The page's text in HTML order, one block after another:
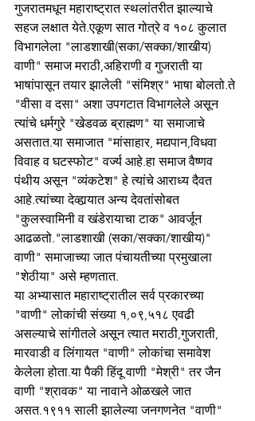
गुजरातमधून महाराष्ट्रात स्थलांतरीत झाल्याचे
सहज लक्षात येते.एकूण सात गोत्रे व १०८ कुलात
विभागलेला "लाडशाखी(सका/सक्का/शाखीय)
वाणी" समाज मराठी,अहिराणी व गुजराती या
भाषांपासून तयार झालेली "संमिश्र" भाषा बोलतो.ते
"वीसा व दसा" अशा उपगटात विभागलेले असून
त्यांचे धर्मगुरे "खेडवळ ब्राह्मण" या समाजाचे
असतात.या समाजात "मांसाहार, मद्यपान,विधवा
विवाह व घटस्फोट" वर्ज्य आहे.हा समाज वैष्णव
पंथीय असून "व्यंकटेश" हे त्यांचे आराध्य दैवत
आहे.त्यांच्या देव्हार्‍यात अन्य देवतांसोबत
"कुलस्वामिनी व खंडेरायाचा टाक" आवर्जून
आढळतो."लाडशाखी (सका/सक्का/शाखीय)"
वाणी" समाजाच्या जात पंचायतीच्या प्रमुखाला
"शेठीया" असे म्हणतात.
या अभ्यासात महाराष्ट्रातील सर्व प्रकारच्या
"वाणी" लोकांची संख्या १,०९,५१८ एवढी
असल्याचे सांगीतले असून त्यात मराठी,गुजराती,
मारवाडी व लिंगायत "वाणी" लोकांचा समावेश
केलेला होता.या पैकी हिंदू वाणी "मेश्री" तर जैन
वाणी "श्रावक" या नावाने ओळखले जात
असत.१९११ साली झालेल्या जनगणनेत "वाणी"